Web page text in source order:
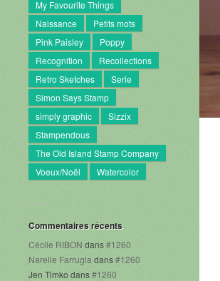
My Favourite Things
Naissance
Petits mots
Pink Paisley
Poppy
Recognition
Recollections
Retro Sketches
Serie
Simon Says Stamp
simply graphic
Sizzix
Stampendous
The Old Island Stamp Company
Voeux/Noël
Watercolor
Commentaires récents
Cécile RIBON dans#1260
Narelle Farrugia dans#1260
Jen Timko dans#1260